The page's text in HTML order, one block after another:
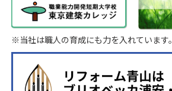
※当社は職人の育成にも力を入れています。